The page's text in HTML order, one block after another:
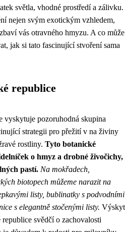
světla, vhodné prostředí a zálivku.
nejen svým exotickým vzhledem,
vás otravného hmyzu. A co může
jak si tato fascinující stvoření sama
republice
vyskytuje pozoruhodná skupina
strategii pro přežití v na živiny
rostliny. Tyto botanické
o hmyz a drobné živočichy,
pastí. Na mokřadech,
biotopech můžeme narazit na
listy, bublinatky s podvodními
s elegantně stočenými listy. Výskyt
svědčí o zachovalosti